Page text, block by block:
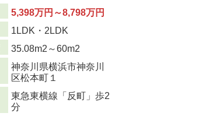
5,398万円～8,798万円
1LDK・2LDK
35.08m2 ～60m2
神奈川県横浜市神奈川
区松本町１
東急東横線「反町」歩2
分